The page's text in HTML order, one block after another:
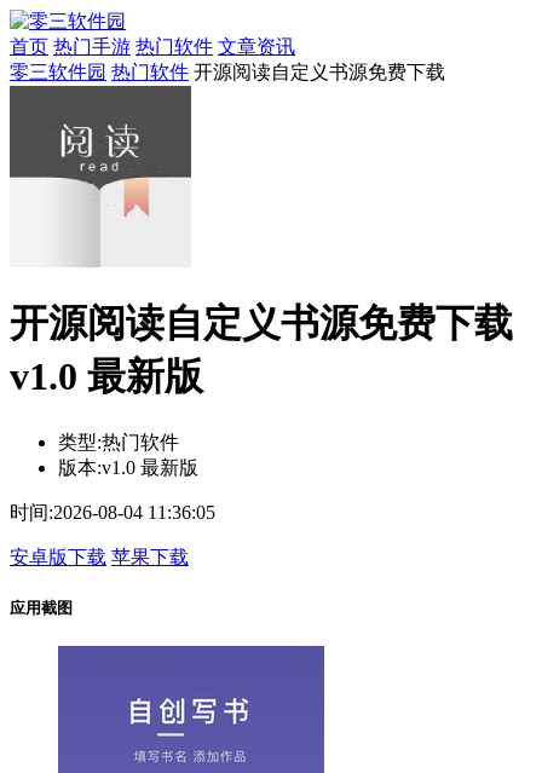
首页 热门手游 热门软件 文章资讯
零三软件园 热门软件 开源阅读自定义书源免费下载
开源阅读自定义书源免费下载
v1.0 最新版
类型:热门软件
版本:v1.0 最新版
时间:2026-08-04 11:36:05
安卓版下载 苹果下载
应用截图